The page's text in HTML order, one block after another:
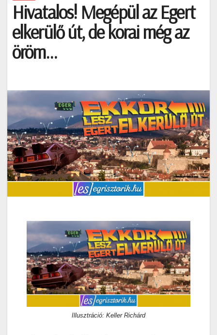
Hivatalos! Megépül az Egert
elkerülő út, de korai még az
öröm…
Illusztráció: Keller Richárd